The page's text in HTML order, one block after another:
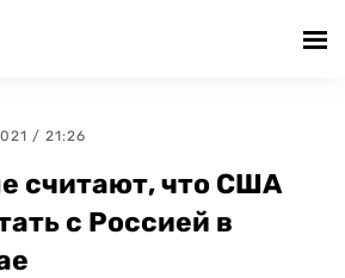
/ 21:26
считают, что США
с Россией в